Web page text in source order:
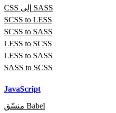
CSS إلى SASS
SCSS to LESS
SCSS to SASS
LESS to SCSS
LESS to SASS
SASS to SCSS
JavaScript
منسّق Babel